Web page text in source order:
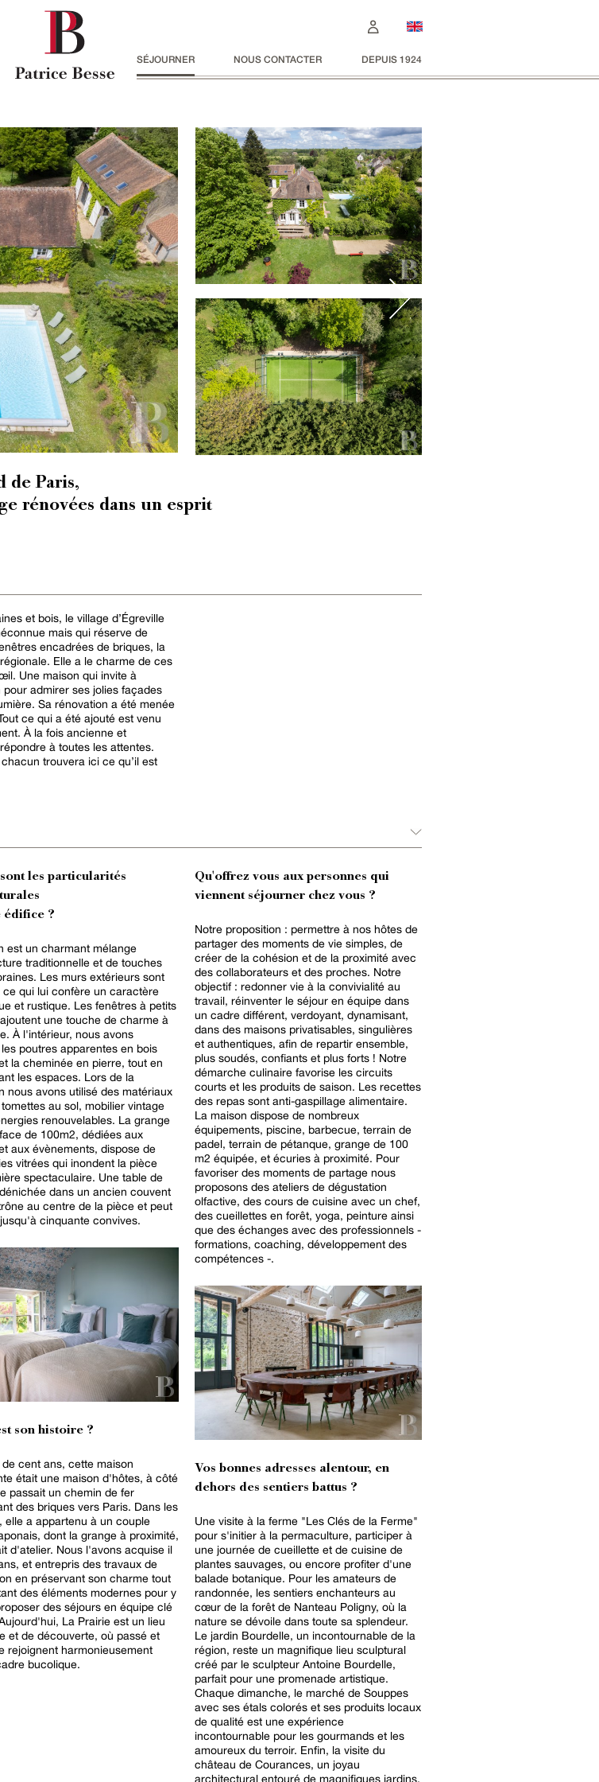
SÉJOURNER NOUS CONTACTER DEPUIS 1924
de Paris,
rénovées dans un esprit
et bois, le village d’Égreville
mais qui réserve de
encadrées de briques, la
Elle a le charme de ces
Une maison qui invite à
admirer ses jolies façades
Sa rénovation a été menée
ce qui a été ajouté est venu
À la fois ancienne et
à toutes les attentes.
trouvera ici ce qu’il est
les particularités
édifice ?
est un charmant mélange
traditionnelle et de touches
Les murs extérieurs sont
ce qui lui confère un caractère
et rustique. Les fenêtres à petits
une touche de charme à
À l'intérieur, nous avons
poutres apparentes en bois
la cheminée en pierre, tout en
les espaces. Lors de la
nous avons utilisé des matériaux
au sol, mobilier vintage
renouvelables. La grange
de 100m2, dédiées aux
aux évènements, dispose de
vitrées qui inondent la pièce
spectaculaire. Une table de
dans un ancien couvent
au centre de la pièce et peut
cinquante convives.
son histoire ?
de cent ans, cette maison
était une maison d'hôtes, à côté
passait un chemin de fer
des briques vers Paris. Dans les
elle a appartenu à un couple
dont la grange à proximité,
d'atelier. Nous l'avons acquise il
et entrepris des travaux de
en préservant son charme tout
des éléments modernes pour y
des séjours en équipe clé
et de découverte, où passé et
rejoignent harmonieusement
bucolique.
Qu'offrez vous aux personnes qui
viennent séjourner chez vous ?
Notre proposition : permettre à nos hôtes de
partager des moments de vie simples, de
créer de la cohésion et de la proximité avec
des collaborateurs et des proches. Notre
objectif : redonner vie à la convivialité au
travail, réinventer le séjour en équipe dans
un cadre différent, verdoyant, dynamisant,
dans des maisons privatisables, singulières
et authentiques, afin de repartir ensemble,
plus soudés, confiants et plus forts ! Notre
démarche culinaire favorise les circuits
courts et les produits de saison. Les recettes
des repas sont anti-gaspillage alimentaire.
La maison dispose de nombreux
équipements, piscine, barbecue, terrain de
padel, terrain de pétanque, grange de 100
m2 équipée, et écuries à proximité. Pour
favoriser des moments de partage nous
proposons des ateliers de dégustation
olfactive, des cours de cuisine avec un chef,
des cueillettes en forêt, yoga, peinture ainsi
que des échanges avec des professionnels -
formations, coaching, développement des
compétences -.
Vos bonnes adresses alentour, en
dehors des sentiers battus ?
Une visite à la ferme "Les Clés de la Ferme"
pour s'initier à la permaculture, participer à
une journée de cueillette et de cuisine de
plantes sauvages, ou encore profiter d'une
balade botanique. Pour les amateurs de
randonnée, les sentiers enchanteurs au
cœur de la forêt de Nanteau Poligny, où la
nature se dévoile dans toute sa splendeur.
Le jardin Bourdelle, un incontournable de la
région, reste un magnifique lieu sculptural
créé par le sculpteur Antoine Bourdelle,
parfait pour une promenade artistique.
Chaque dimanche, le marché de Souppes
avec ses étals colorés et ses produits locaux
de qualité est une expérience
incontournable pour les gourmands et les
amoureux du terroir. Enfin, la visite du
château de Courances, un joyau
architectural entouré de magnifiques jardins.